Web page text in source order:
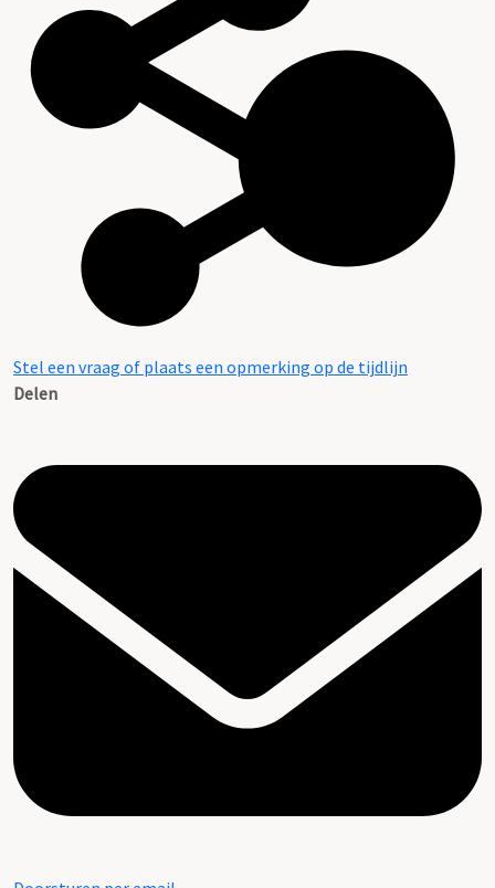
Stel een vraag of plaats een opmerking op de tijdlijn
Delen